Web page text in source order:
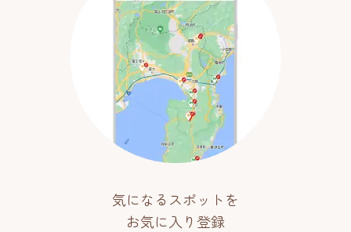
気になるスポットを
お気に入り登録